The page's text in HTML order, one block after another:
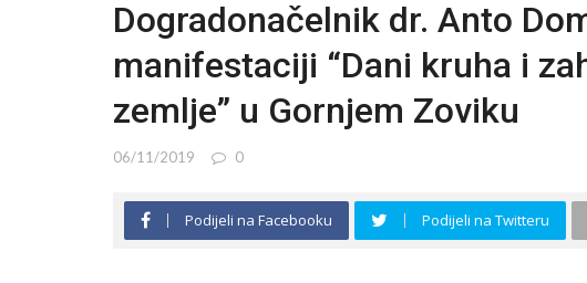
Dogradonačelnik dr. Anto
manifestaciji “Dani kruha i
zemlje” u Gornjem Zoviku
06/11/2019 0
Podijeli na Facebooku Podijeli na Twitteru